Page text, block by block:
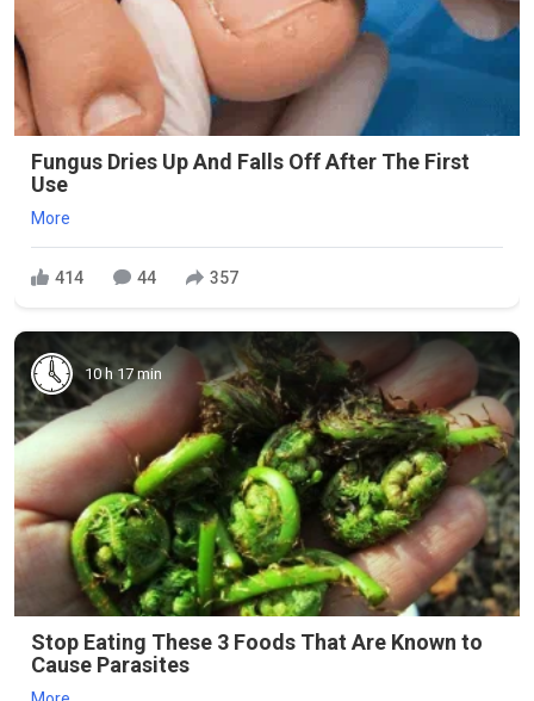
Fungus Dries Up And Falls Off After The First
Use
More
414 44 357
10 h 17 min
Stop Eating These 3 Foods That Are Known to
Cause Parasites